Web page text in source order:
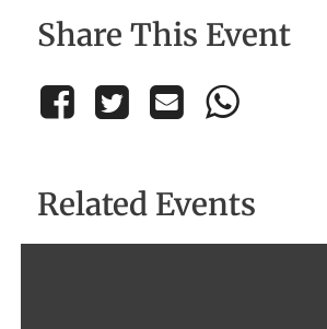
Share This Event
Related Events